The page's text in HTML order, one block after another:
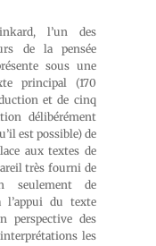
l’un des
de la pensée
sous une
principal (170
et de cinq
délibérément
est possible) de
aux textes de
très fourni de
seulement de
l’appui du texte
perspective des
les